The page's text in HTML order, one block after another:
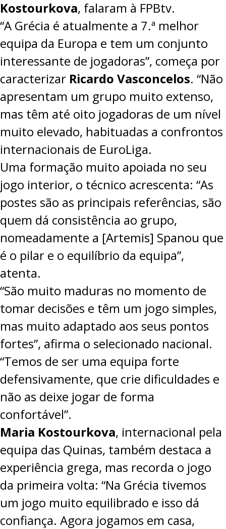
Kostourkova, falaram à FPBtv.
“A Grécia é atualmente a 7.ª melhor
equipa da Europa e tem um conjunto
interessante de jogadoras”, começa por
caracterizar Ricardo Vasconcelos. “Não
apresentam um grupo muito extenso,
mas têm até oito jogadoras de um nível
muito elevado, habituadas a confrontos
internacionais de EuroLiga.
Uma formação muito apoiada no seu
jogo interior, o técnico acrescenta: “As
postes são as principais referências, são
quem dá consistência ao grupo,
nomeadamente a [Artemis] Spanou que
é o pilar e o equilíbrio da equipa”,
atenta.
“São muito maduras no momento de
tomar decisões e têm um jogo simples,
mas muito adaptado aos seus pontos
fortes”, afirma o selecionado nacional.
“Temos de ser uma equipa forte
defensivamente, que crie dificuldades e
não as deixe jogar de forma
confortável”.
Maria Kostourkova, internacional pela
equipa das Quinas, também destaca a
experiência grega, mas recorda o jogo
da primeira volta: “Na Grécia tivemos
um jogo muito equilibrado e isso dá
confiança. Agora jogamos em casa,